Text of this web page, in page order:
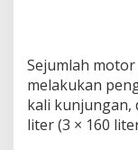
Sejumlah
melakukan
kali kunjungan,
liter (3 × 160